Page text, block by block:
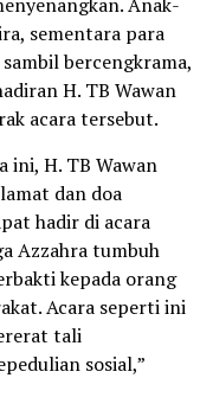
sementara para
bercengkrama,
H. TB Wawan
acara tersebut.
ini, H. TB Wawan
dan doa
hadir di acara
Azzahra tumbuh
kepada orang
Acara seperti ini
tali
sosial,”